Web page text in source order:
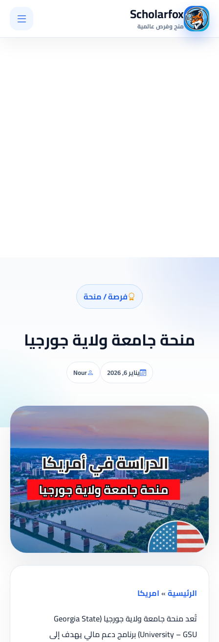
Scholarfox
منح وفرص عالمية
فرصة / منحة
منحة جامعة ولاية جورجيا
يناير 6, 2026 Nour
الرئيسية»امريكا
تُعد منحة جامعة ولاية جورجيا (Georgia State
University – GSU) برنامج دعم مالي يهدف إلى